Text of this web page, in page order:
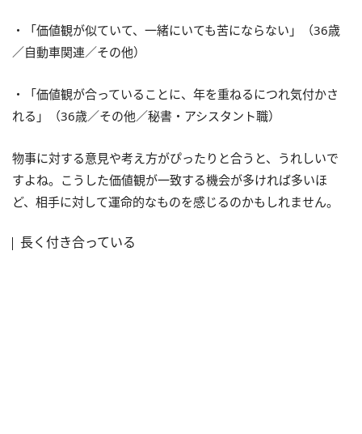
・「価値観が似ていて、一緒にいても苦にならない」（36歳
／自動車関連／その他）
・「価値観が合っていることに、年を重ねるにつれ気付かさ
れる」（36歳／その他／秘書・アシスタント職）
物事に対する意見や考え方がぴったりと合うと、うれしいで
すよね。こうした価値観が一致する機会が多ければ多いほ
ど、相手に対して運命的なものを感じるのかもしれません。
長く付き合っている